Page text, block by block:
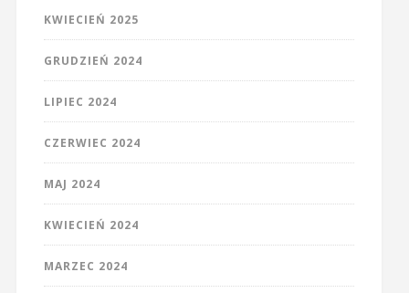
KWIECIEŃ 2025
GRUDZIEŃ 2024
LIPIEC 2024
CZERWIEC 2024
MAJ 2024
KWIECIEŃ 2024
MARZEC 2024